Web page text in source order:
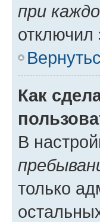
при
Как
В
только